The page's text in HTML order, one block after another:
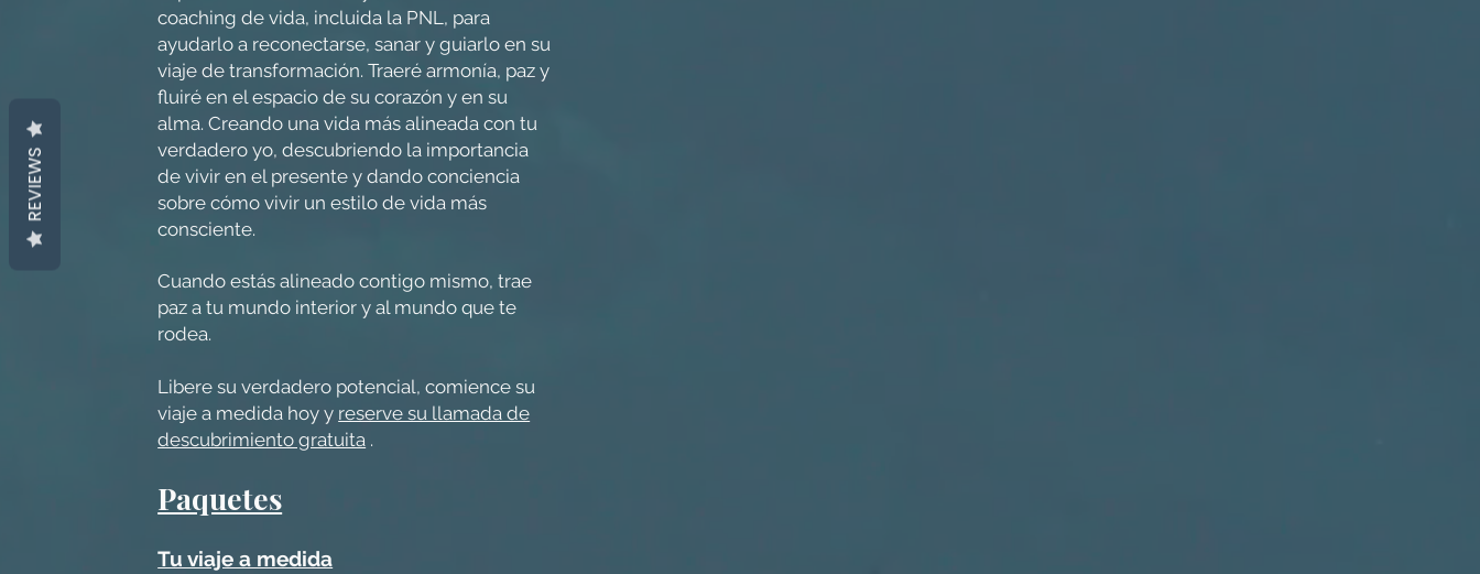
coaching de vida, incluida la PNL, para
ayudarlo a reconectarse, sanar y guiarlo en su
viaje de transformación. Traeré armonía, paz y
fluiré en el espacio de su corazón y en su
alma. Creando una vida más alineada con tu
verdadero yo, descubriendo la importancia
de vivir en el presente y dando conciencia
sobre cómo vivir un estilo de vida más
consciente.
Cuando estás alineado contigo mismo, trae
paz a tu mundo interior y al mundo que te
rodea.
Libere su verdadero potencial, comience su
viaje a medida hoy y reserve su llamada de
descubrimiento gratuita .
Paquetes
Tu viaje a medida
REVIEWS